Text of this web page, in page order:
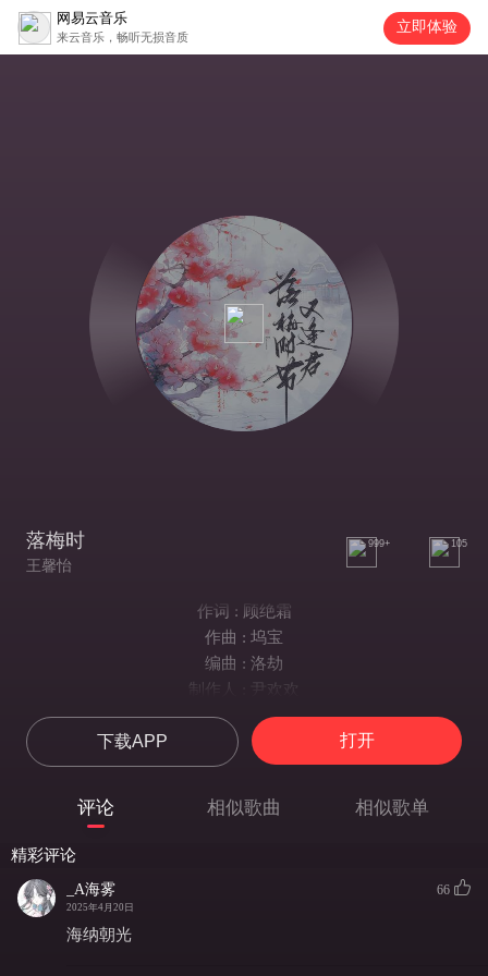
网易云音乐
来云音乐，畅听无损音质
立即体验
落梅时
王馨怡
999+ 105
作词 : 顾绝霜
作曲 : 坞宝
编曲 : 洛劫
制作人 : 尹欢欢
一场假寐一场醉
一次梦回换一场相会
有绿蚁新醅红炉依偎
撞盏推杯一点就心碎
下载APP 打开
评论 相似歌曲 相似歌单
精彩评论
_A海雾
2025年4月20日
66
海纳朝光